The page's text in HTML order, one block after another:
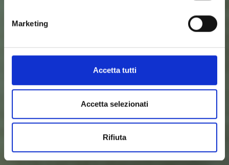
Marketing
Accetta tutti
Accetta selezionati
Rifiuta